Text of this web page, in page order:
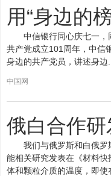
用“身边的
中信银行同心庆七一
共产党成立101周年，中信
身边的共产党员，讲述身边...
中国网
俄白合作
我们与俄罗斯和白俄
能相关研究发表在《材料
体和颗粒介质的温度，即使